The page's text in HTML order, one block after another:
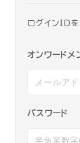
ログインID
オンワード
パスワード